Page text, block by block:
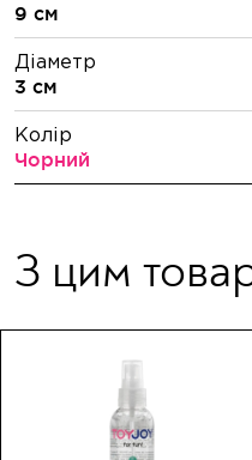
9 см
Діаметр
3 см
Колір
Чорний
З цим